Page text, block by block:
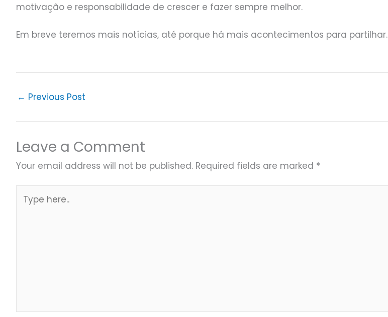
motivação e responsabilidade de crescer e fazer sempre melhor.
Em breve teremos mais notícias, até porque há mais acontecimentos para partilhar.
← Previous Post
Leave a Comment
Your email address will not be published. Required fields are marked *
here..